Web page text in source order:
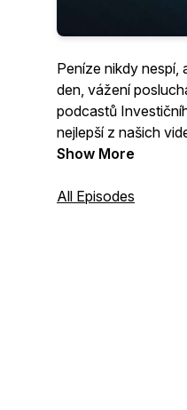
Peníze nikdy nespí,
den, vážení
podcastů
nejlepší z našich
komentáře a
tradiční trhy a
Show More
All Episodes